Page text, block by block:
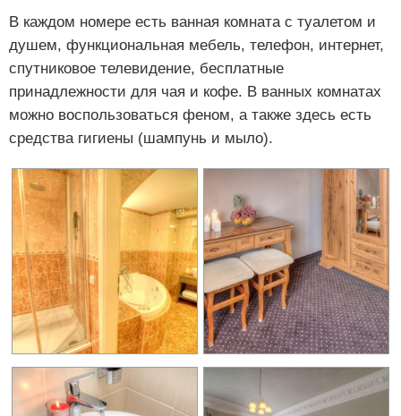
В каждом номере есть ванная комната с туалетом и
душем, функциональная мебель, телефон, интернет,
спутниковое телевидение, бесплатные
принадлежности для чая и кофе. В ванных комнатах
можно воспользоваться феном, а также здесь есть
средства гигиены (шампунь и мыло).